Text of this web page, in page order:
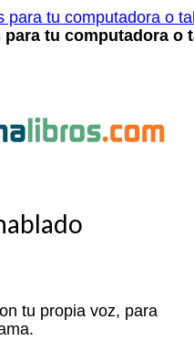
para tu computadora o
tu propia voz, para